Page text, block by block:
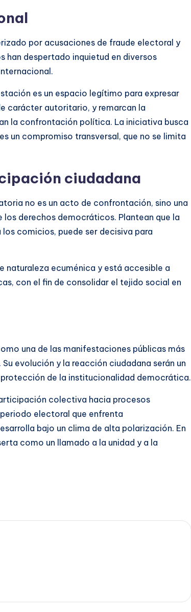
por acusaciones de fraude electoral y
han despertado inquietud en diversos
es un espacio legítimo para expresar
carácter autoritario, y remarcan la
la confrontación política. La iniciativa busca
un compromiso transversal, que no se limita
ciudadana
no es un acto de confrontación, sino una
derechos democráticos. Plantean que la
comicios, puede ser decisiva para
naturaleza ecuménica y está accesible a
con el fin de consolidar el tejido social en
una de las manifestaciones públicas más
evolución y la reacción ciudadana serán un
de la institucionalidad democrática.
colectiva hacia procesos
electoral que enfrenta
bajo un clima de alta polarización. En
como un llamado a la unidad y a la